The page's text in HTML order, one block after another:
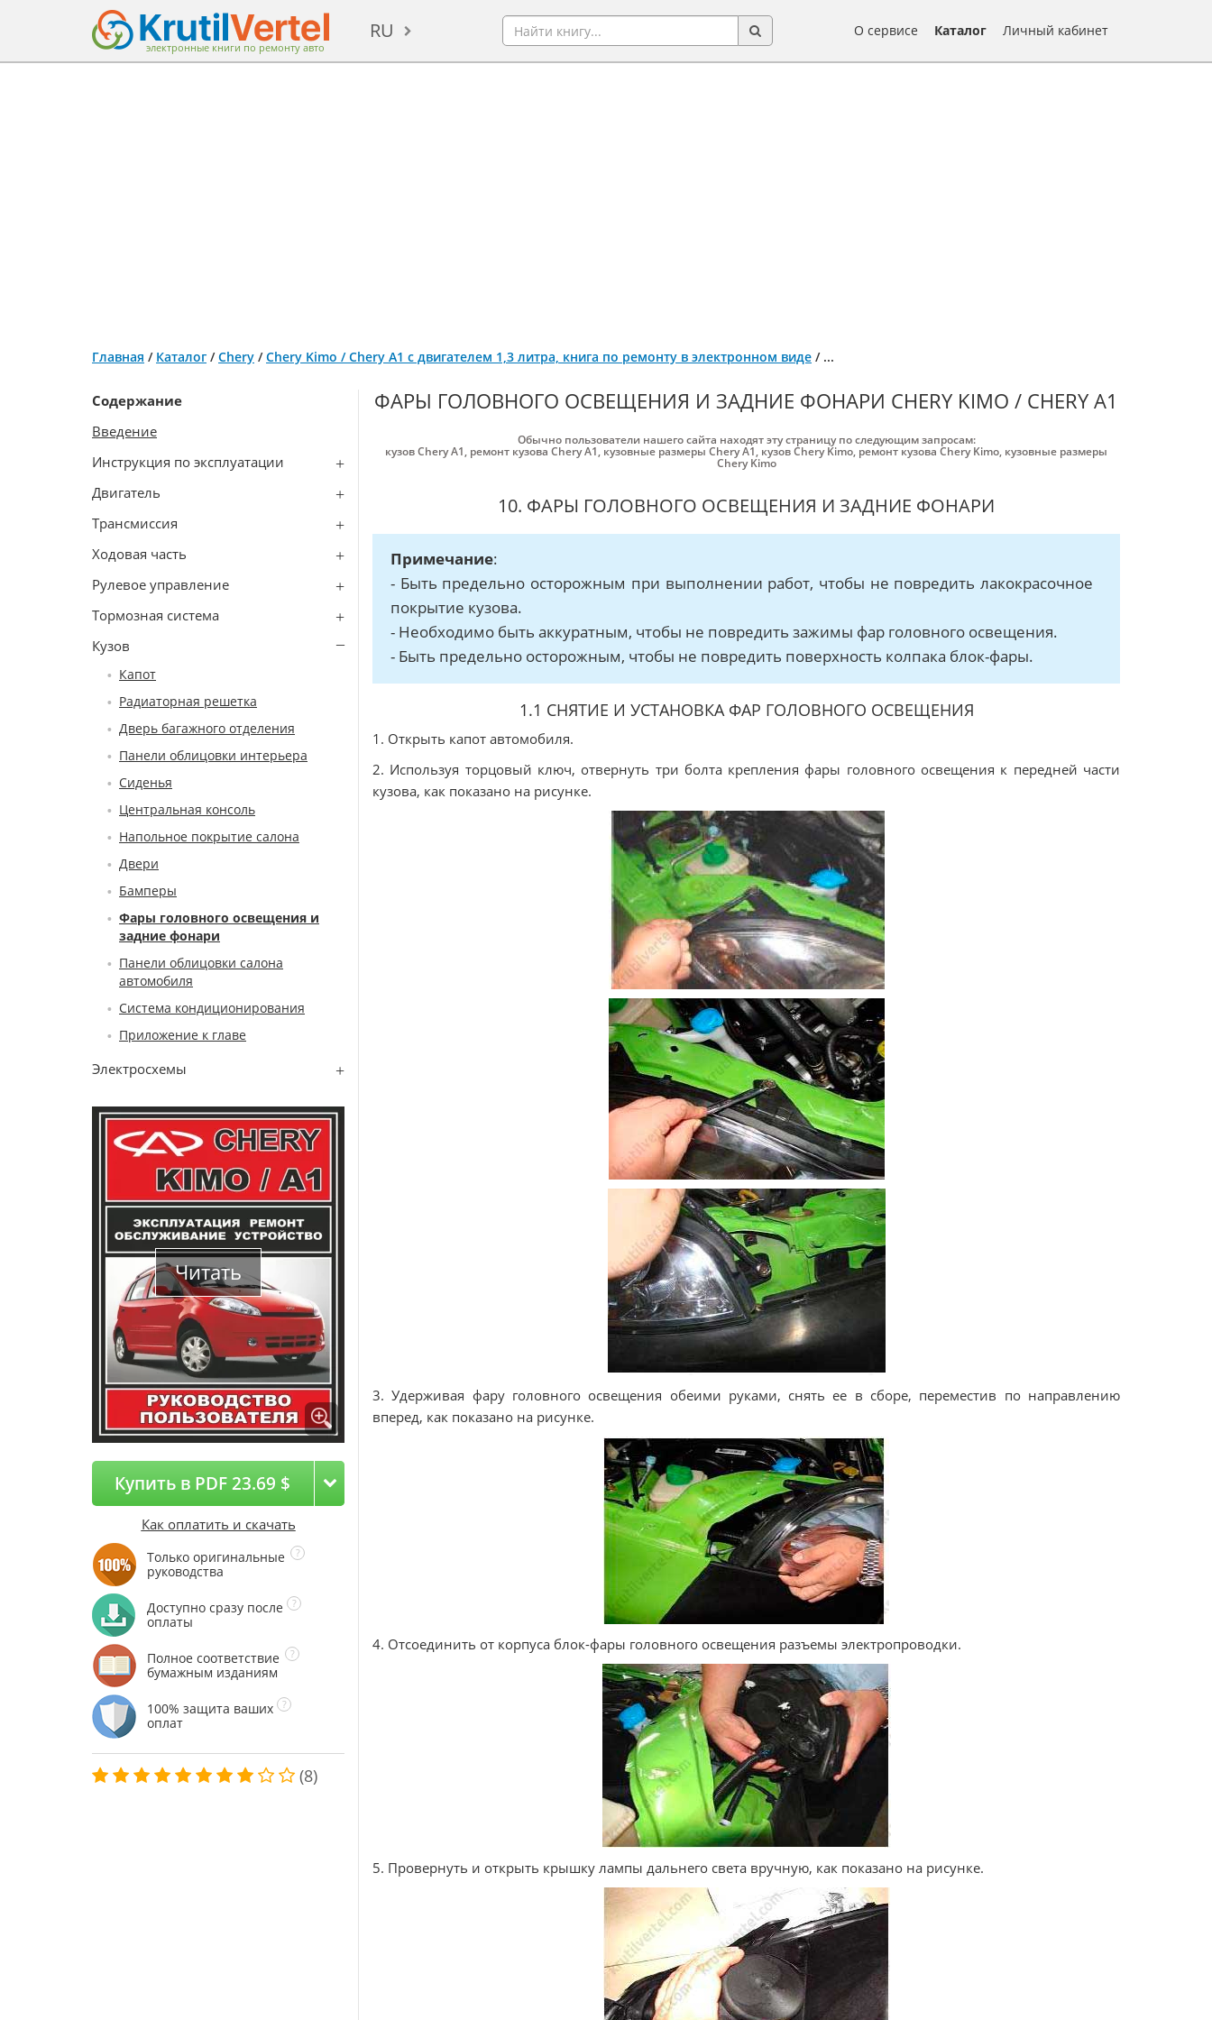
электронные книги по ремонту авто
RU О сервисе Каталог Личный кабинет
Главная / Каталог /Chery /Chery Kimo / Chery А1 c двигателем 1,3 литра, книга по ремонту в электронном виде / ...
Содержание
Введение
Инструкция по эксплуатации
Двигатель
Трансмиссия
Ходовая часть
Рулевое управление
Тормозная система
Кузов
Капот
Радиаторная решетка
Дверь багажного отделения
Панели облицовки интерьера
Сиденья
Центральная консоль
Напольное покрытие салона
Двери
Бамперы
Фары головного освещения и
задние фонари
Панели облицовки салона
автомобиля
Система кондиционирования
Приложение к главе
Электросхемы
Читать
Купить в PDF 23.69 $
Как оплатить и скачать
Только оригинальные
руководства
Доступно сразу после
оплаты
Полное соответствие
бумажным изданиям
100% защита ваших
оплат
(8)
ФАРЫ ГОЛОВНОГО ОСВЕЩЕНИЯ И ЗАДНИЕ ФОНАРИ CHERY KIMO / CHERY А1
Обычно пользователи нашего сайта находят эту страницу по следующим запросам:
кузов Chery A1, ремонт кузова Chery A1, кузовные размеры Chery A1, кузов Chery Kimo, ремонт кузова Chery Kimo, кузовные размеры
Chery Kimo
10. ФАРЫ ГОЛОВНОГО ОСВЕЩЕНИЯ И ЗАДНИЕ ФОНАРИ
Примечание:
- Быть предельно осторожным при выполнении работ, чтобы не повредить лакокрасочное
покрытие кузова.
- Необходимо быть аккуратным, чтобы не повредить зажимы фар головного освещения.
- Быть предельно осторожным, чтобы не повредить поверхность колпака блок-фары.
1.1 СНЯТИЕ И УСТАНОВКА ФАР ГОЛОВНОГО ОСВЕЩЕНИЯ
1. Открыть капот автомобиля.
2. Используя торцовый ключ, отвернуть три болта крепления фары головного освещения к передней части
кузова, как показано на рисунке.
3. Удерживая фару головного освещения обеими руками, снять ее в сборе, переместив по направлению
вперед, как показано на рисунке.
4. Отсоединить от корпуса блок-фары головного освещения разъемы электропроводки.
5. Провернуть и открыть крышку лампы дальнего света вручную, как показано на рисунке.